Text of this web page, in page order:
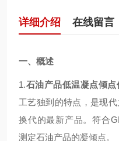
详细介绍 在线留言
一、概述
1.石油产品低温凝点倾点
工艺独到的特点，是现
换代的最新产品。符合
测定石油产品的凝倾点。